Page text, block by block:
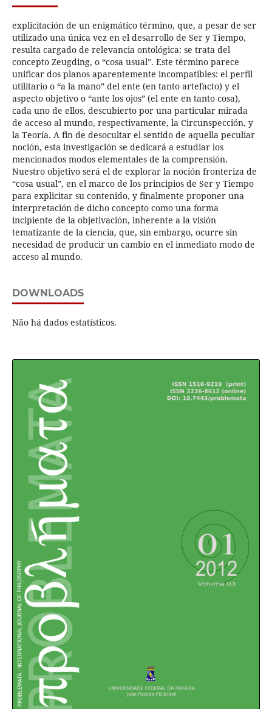
explicitación de un enigmático término, que, a pesar de ser
utilizado una única vez en el desarrollo de Ser y Tiempo,
resulta cargado de relevancia ontológica: se trata del
concepto Zeugding, o “cosa usual”. Este término parece
unificar dos planos aparentemente incompatibles: el perfil
utilitario o “a la mano” del ente (en tanto artefacto) y el
aspecto objetivo o “ante los ojos” (el ente en tanto cosa),
cada uno de ellos, descubierto por una particular mirada
de acceso al mundo, respectivamente, la Circunspección, y
la Teoría. A fin de desocultar el sentido de aquella peculiar
noción, esta investigación se dedicará a estudiar los
mencionados modos elementales de la comprensión.
Nuestro objetivo será el de explorar la noción fronteriza de
“cosa usual”, en el marco de los principios de Ser y Tiempo
para explicitar su contenido, y finalmente proponer una
interpretación de dicho concepto como una forma
incipiente de la objetivación, inherente a la visión
tematizante de la ciencia, que, sin embargo, ocurre sin
necesidad de producir un cambio en el inmediato modo de
acceso al mundo.
DOWNLOADS
Não há dados estatísticos.